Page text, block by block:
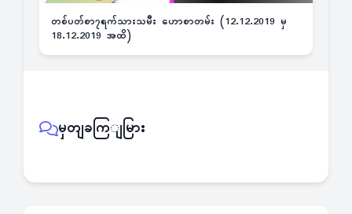
တစ်ပတ်စာ၇ရက်သားသမီး ဟောစာတမ်း (12.12.2019 မှ
18.12.2019 အထိ)
မှတျခကြျမြား